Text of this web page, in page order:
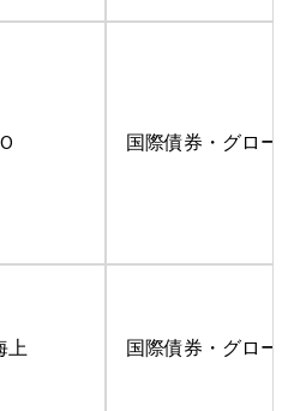
国際債券・グロ
上 国際債券・グロ